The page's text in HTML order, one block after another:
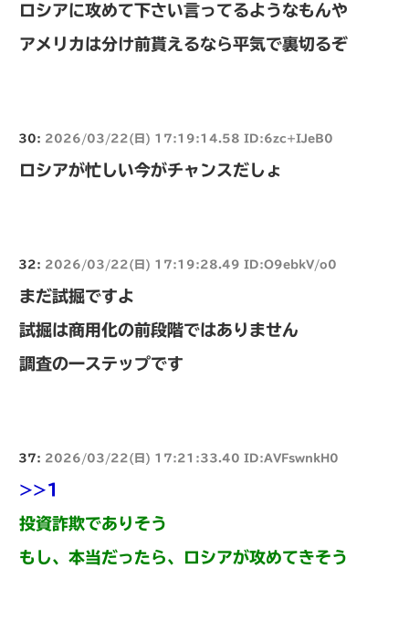
ロシアに攻めて下さい言ってるようなもんや
アメリカは分け前貰えるなら平気で裏切るぞ
30: 2026/03/22(日) 17:19:14.58 ID:6zc+IJeB0
ロシアが忙しい今がチャンスだしょ
32: 2026/03/22(日) 17:19:28.49 ID:O9ebkV/o0
まだ試掘ですよ
試掘は商用化の前段階ではありません
調査の一ステップです
37: 2026/03/22(日) 17:21:33.40 ID:AVFswnkH0
>>1
投資詐欺でありそう
もし、本当だったら、ロシアが攻めてきそう